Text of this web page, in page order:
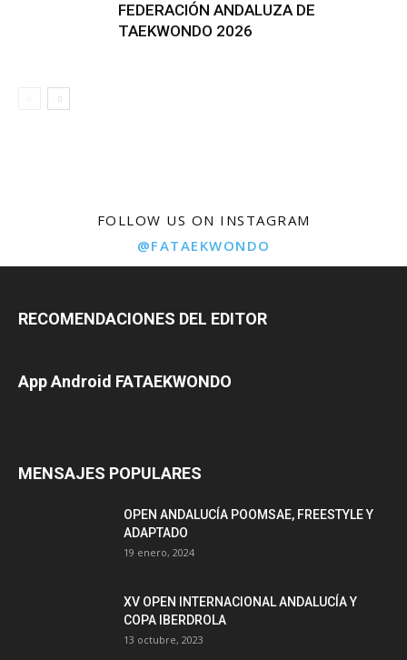
FEDERACIÓN ANDALUZA DE
TAEKWONDO 2026
FOLLOW US ON INSTAGRAM
@FATAEKWONDO
RECOMENDACIONES DEL EDITOR
App Android FATAEKWONDO
MENSAJES POPULARES
OPEN ANDALUCÍA POOMSAE, FREESTYLE Y
ADAPTADO
19 enero, 2024
XV OPEN INTERNACIONAL ANDALUCÍA Y
COPA IBERDROLA
13 octubre, 2023